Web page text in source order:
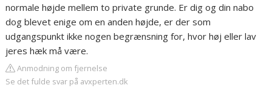
normale højde mellem to private grunde. Er dig og din nabo
dog blevet enige om en anden højde, er der som
udgangspunkt ikke nogen begrænsning for, hvor høj eller lav
jeres hæk må være.
Anmodning om fjernelse
Se det fulde svar på avxperten.dk